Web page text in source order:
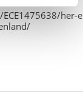
her-